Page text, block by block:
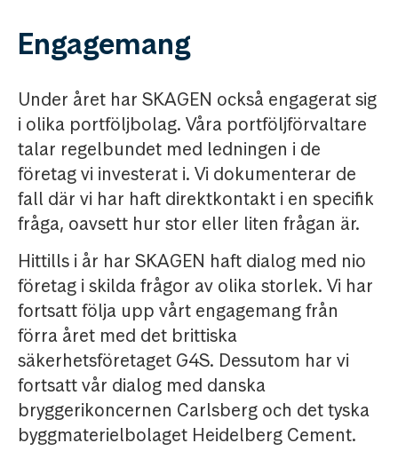
Engagemang
Under året har SKAGEN också engagerat sig
i olika portföljbolag. Våra portföljförvaltare
talar regelbundet med ledningen i de
företag vi investerat i. Vi dokumenterar de
fall där vi har haft direktkontakt i en specifik
fråga, oavsett hur stor eller liten frågan är.
Hittills i år har SKAGEN haft dialog med nio
företag i skilda frågor av olika storlek. Vi har
fortsatt följa upp vårt engagemang från
förra året med det brittiska
säkerhetsföretaget G4S. Dessutom har vi
fortsatt vår dialog med danska
bryggerikoncernen Carlsberg och det tyska
byggmaterielbolaget Heidelberg Cement.